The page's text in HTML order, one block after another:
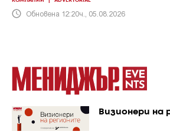
Обновена 12:20ч., 05.08.2026
Визионери на